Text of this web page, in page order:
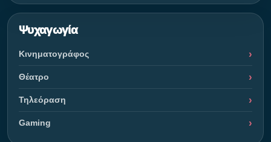
Ψυχαγωγία
Κινηματογράφος
Θέατρο
Τηλεόραση
Gaming